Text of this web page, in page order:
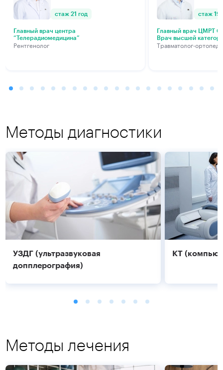
стаж 21 год
Главный врач центра
“Телерадиомедицина”
Рентгенолог
стаж 19
Главный врач ЦМРТ
Врач высшей
Травматолог-ортопед
Методы диагностики
УЗДГ (ультразвуковая
допплерография)
КТ
Методы лечения